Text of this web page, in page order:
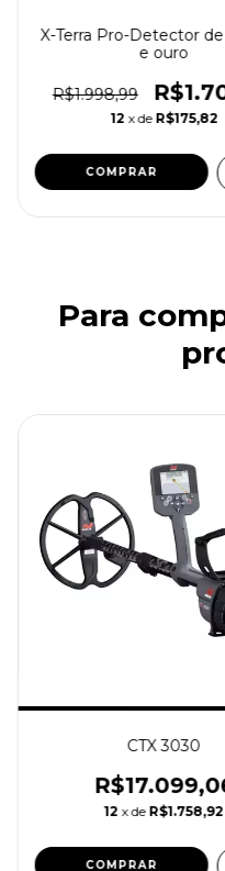
X-Terra Pro-Detector
e ouro
R$1.998,99
12 x de R$175,82
COMPRAR
Para
CTX 3030
12 x de R$1.758,92
COMPRAR